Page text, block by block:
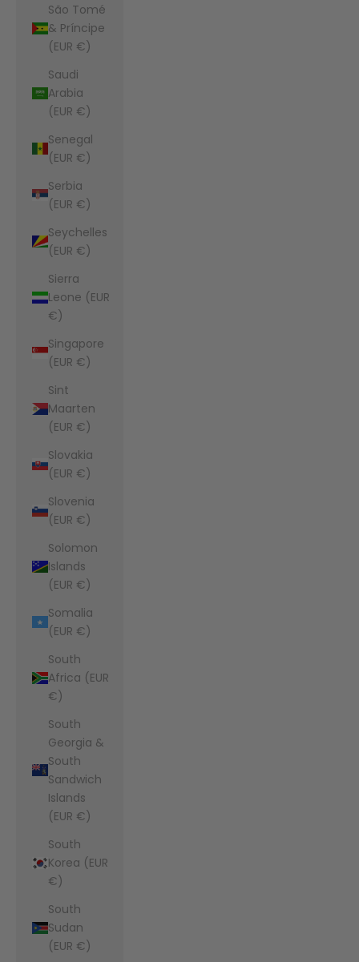
São Tomé
& Príncipe
(EUR €)
Saudi
Arabia
(EUR €)
Senegal
(EUR €)
Serbia
(EUR €)
Seychelles
(EUR €)
Sierra
Leone (EUR
€)
Singapore
(EUR €)
Sint
Maarten
(EUR €)
Slovakia
(EUR €)
Slovenia
(EUR €)
Solomon
Islands
(EUR €)
Somalia
(EUR €)
South
Africa (EUR
€)
South
Georgia &
South
Sandwich
Islands
(EUR €)
South
Korea (EUR
€)
South
Sudan
(EUR €)